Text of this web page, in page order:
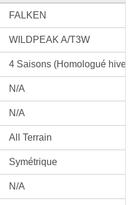
FALKEN
WILDPEAK A/T3W
4 Saisons (Homologué hiver)
N/A
N/A
All Terrain
Symétrique
N/A